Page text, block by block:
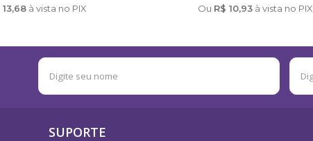
13,68à vista no PIX Ou R$ 10,93à vista no PIX
SUPORTE